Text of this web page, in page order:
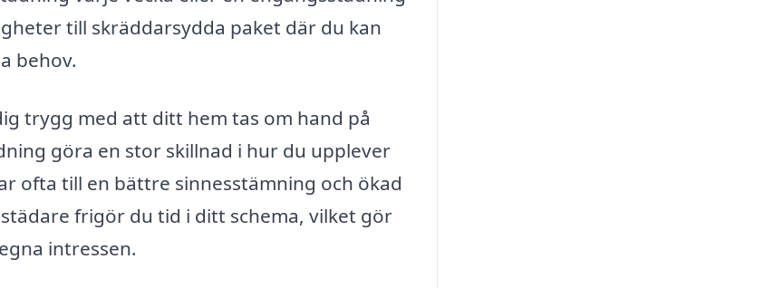
till skräddarsydda paket där du kan
behov.
trygg med att ditt hem tas om hand på
göra en stor skillnad i hur du upplever
ofta till en bättre sinnesstämning och ökad
frigör du tid i ditt schema, vilket gör
intressen.